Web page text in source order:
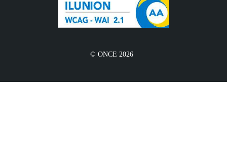
© ONCE 2026